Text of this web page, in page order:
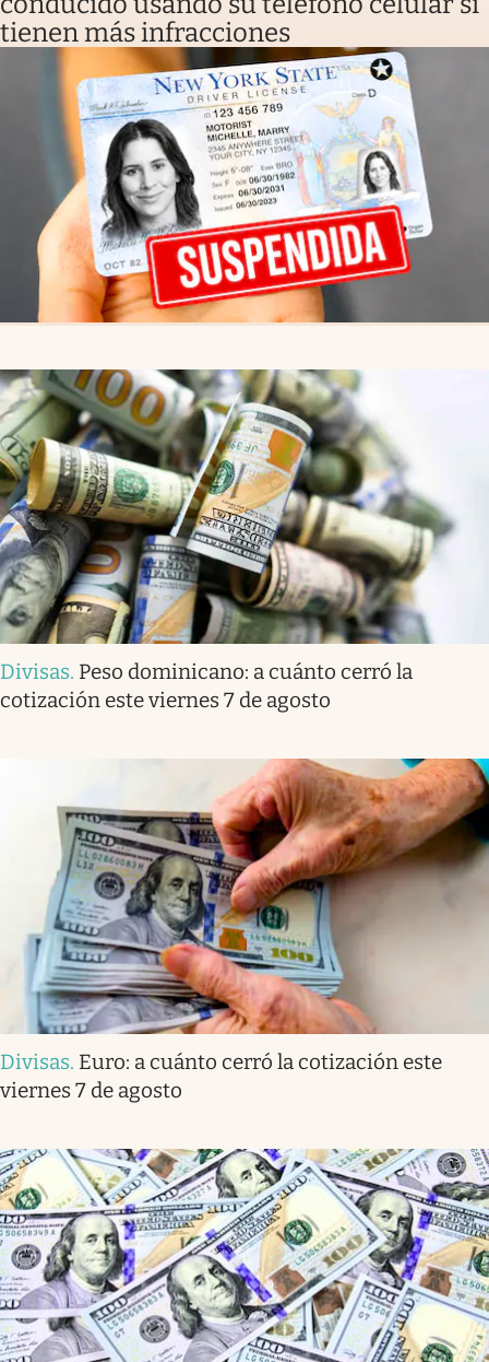
tienen más infracciones
Divisas. Peso dominicano: a cuánto cerró la
cotización este viernes 7 de agosto
Divisas. Euro: a cuánto cerró la cotización este
viernes 7 de agosto